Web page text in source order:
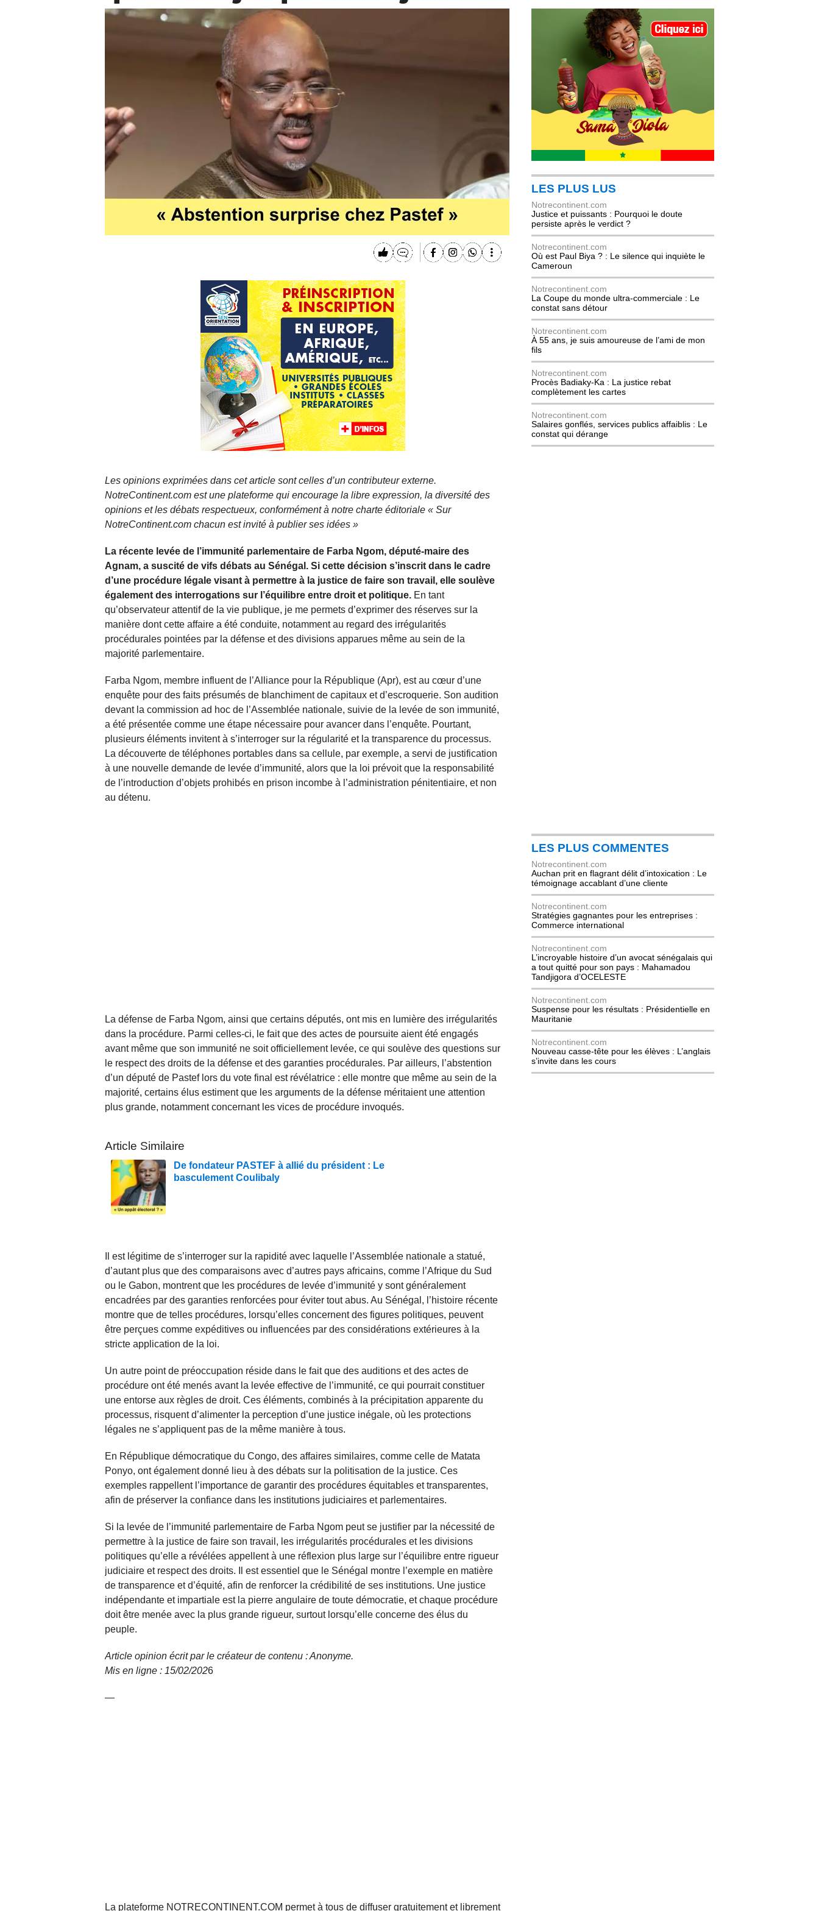
Les opinions exprimées dans cet article sont celles d’un contributeur externe.
NotreContinent.com est une plateforme qui encourage la libre expression, la diversité des
opinions et les débats respectueux, conformément à notre charte éditoriale « Sur
NotreContinent.com chacun est invité à publier ses idées »
La récente levée de l’immunité parlementaire de Farba Ngom, député-maire des
Agnam, a suscité de vifs débats au Sénégal. Si cette décision s’inscrit dans le cadre
d’une procédure légale visant à permettre à la justice de faire son travail, elle soulève
également des interrogations sur l’équilibre entre droit et politique. En tant
qu’observateur attentif de la vie publique, je me permets d’exprimer des réserves sur la
manière dont cette affaire a été conduite, notamment au regard des irrégularités
procédurales pointées par la défense et des divisions apparues même au sein de la
majorité parlementaire.
Farba Ngom, membre influent de l’Alliance pour la République (Apr), est au cœur d’une
enquête pour des faits présumés de blanchiment de capitaux et d’escroquerie. Son audition
devant la commission ad hoc de l’Assemblée nationale, suivie de la levée de son immunité,
a été présentée comme une étape nécessaire pour avancer dans l’enquête. Pourtant,
plusieurs éléments invitent à s’interroger sur la régularité et la transparence du processus.
La découverte de téléphones portables dans sa cellule, par exemple, a servi de justification
à une nouvelle demande de levée d’immunité, alors que la loi prévoit que la responsabilité
de l’introduction d’objets prohibés en prison incombe à l’administration pénitentiaire, et non
au détenu.
La défense de Farba Ngom, ainsi que certains députés, ont mis en lumière des irrégularités
dans la procédure. Parmi celles-ci, le fait que des actes de poursuite aient été engagés
avant même que son immunité ne soit officiellement levée, ce qui soulève des questions sur
le respect des droits de la défense et des garanties procédurales. Par ailleurs, l’abstention
d’un député de Pastef lors du vote final est révélatrice : elle montre que même au sein de la
majorité, certains élus estiment que les arguments de la défense méritaient une attention
plus grande, notamment concernant les vices de procédure invoqués.
Article Similaire
De fondateur PASTEF à allié du président : Le
basculement Coulibaly
Il est légitime de s’interroger sur la rapidité avec laquelle l’Assemblée nationale a statué,
d’autant plus que des comparaisons avec d’autres pays africains, comme l’Afrique du Sud
ou le Gabon, montrent que les procédures de levée d’immunité y sont généralement
encadrées par des garanties renforcées pour éviter tout abus. Au Sénégal, l’histoire récente
montre que de telles procédures, lorsqu’elles concernent des figures politiques, peuvent
être perçues comme expéditives ou influencées par des considérations extérieures à la
stricte application de la loi.
Un autre point de préoccupation réside dans le fait que des auditions et des actes de
procédure ont été menés avant la levée effective de l’immunité, ce qui pourrait constituer
une entorse aux règles de droit. Ces éléments, combinés à la précipitation apparente du
processus, risquent d’alimenter la perception d’une justice inégale, où les protections
légales ne s’appliquent pas de la même manière à tous.
En République démocratique du Congo, des affaires similaires, comme celle de Matata
Ponyo, ont également donné lieu à des débats sur la politisation de la justice. Ces
exemples rappellent l’importance de garantir des procédures équitables et transparentes,
afin de préserver la confiance dans les institutions judiciaires et parlementaires.
Si la levée de l’immunité parlementaire de Farba Ngom peut se justifier par la nécessité de
permettre à la justice de faire son travail, les irrégularités procédurales et les divisions
politiques qu’elle a révélées appellent à une réflexion plus large sur l’équilibre entre rigueur
judiciaire et respect des droits. Il est essentiel que le Sénégal montre l’exemple en matière
de transparence et d’équité, afin de renforcer la crédibilité de ses institutions. Une justice
indépendante et impartiale est la pierre angulaire de toute démocratie, et chaque procédure
doit être menée avec la plus grande rigueur, surtout lorsqu’elle concerne des élus du
peuple.
Article opinion écrit par le créateur de contenu : Anonyme.
Mis en ligne : 15/02/2026
—
La plateforme NOTRECONTINENT.COM permet à tous de diffuser gratuitement et librement
LES PLUS LUS
Notrecontinent.com
Justice et puissants : Pourquoi le doute
persiste après le verdict ?
Notrecontinent.com
Où est Paul Biya ? : Le silence qui inquiète le
Cameroun
Notrecontinent.com
La Coupe du monde ultra-commerciale : Le
constat sans détour
Notrecontinent.com
À 55 ans, je suis amoureuse de l’ami de mon
fils
Notrecontinent.com
Procès Badiaky-Ka : La justice rebat
complètement les cartes
Notrecontinent.com
Salaires gonflés, services publics affaiblis : Le
constat qui dérange
LES PLUS COMMENTES
Notrecontinent.com
Auchan prit en flagrant délit d’intoxication : Le
témoignage accablant d’une cliente
Notrecontinent.com
Stratégies gagnantes pour les entreprises :
Commerce international
Notrecontinent.com
L’incroyable histoire d’un avocat sénégalais qui
a tout quitté pour son pays : Mahamadou
Tandjigora d’OCELESTE
Notrecontinent.com
Suspense pour les résultats : Présidentielle en
Mauritanie
Notrecontinent.com
Nouveau casse-tête pour les élèves : L’anglais
s’invite dans les cours